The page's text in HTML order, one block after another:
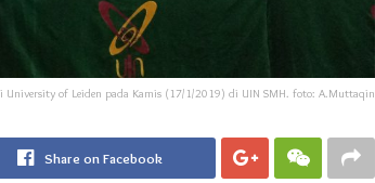
University of Leiden pada Kamis (17/1/2019) di UIN SMH. foto: A.Muttaqin
Share on Facebook